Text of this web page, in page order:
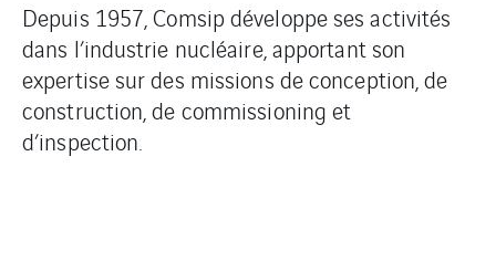
Depuis 1957, Comsip développe ses activités
dans l’industrie nucléaire, apportant son
expertise sur des missions de conception, de
construction, de commissioning et
d’inspection.